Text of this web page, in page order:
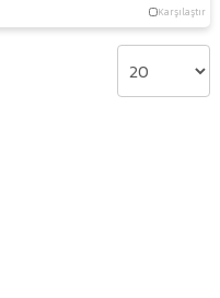
Karşılaştır